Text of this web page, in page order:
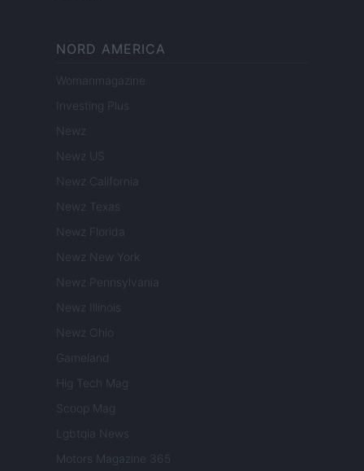
NORD AMERICA
Womanmagazine
Investing Plus
Newz
Newz US
Newz California
Newz Texas
Newz Florida
Newz New York
Newz Pennsylvania
Newz Illinois
Newz Ohio
Gameland
Hig Tech Mag
Scoop Mag
Lgbtqia News
Motors Magazine 365